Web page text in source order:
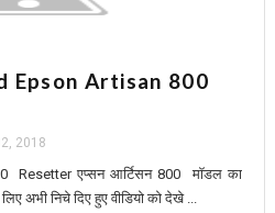
Epson Artisan 800
2018
Resetter एप्सन आर्टिसन 800 मॉडल का
अभी निचे दिए हुए वीडियो को देखे ...